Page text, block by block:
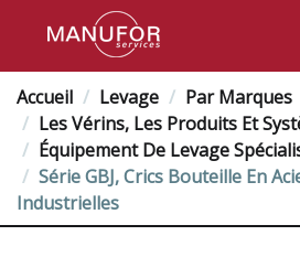
Accueil Levage Par Marques
Les Vérins, Les Produits Et
Équipement De Levage
Série GBJ, Crics Bouteille En
Industrielles